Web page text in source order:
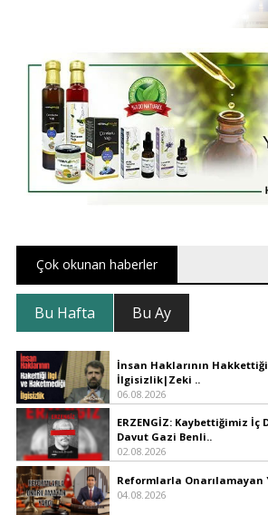
Çok okunan haberler
Bu Hafta Bu Ay
İnsan Haklarının
İlgisizlik|Zeki ..
06.08.2026
ERZENGİZ: Kaybettiğimiz İç
Davut Gazi Benli..
02.08.2026
Reformlarla Onarılamayan
04.08.2026